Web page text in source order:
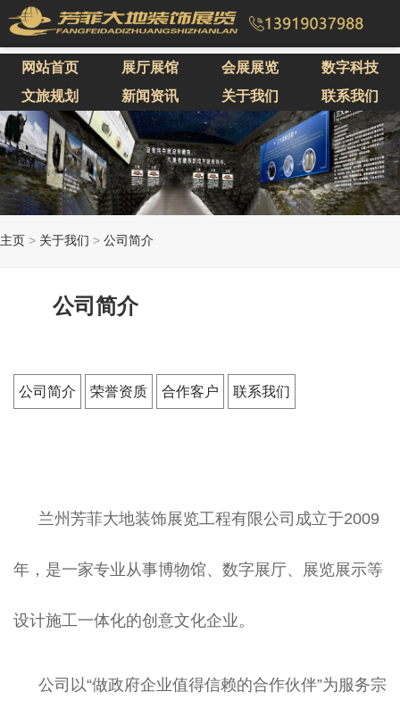
网站首页 展厅展馆 会展展览
数字科技
文旅规划
新闻资讯 关于我们 联系我们
主页 > 关于我们 > 公司简介
公司简介
公司简介 荣誉资质 合作客户 联系我们
兰州芳菲大地装饰展览工程有限公司成立于2009
年，是一家专业从事博物馆、数字展厅、展览展示等
设计施工一体化的创意文化企业。
公司以“做政府企业值得信赖的合作伙伴”为服务宗